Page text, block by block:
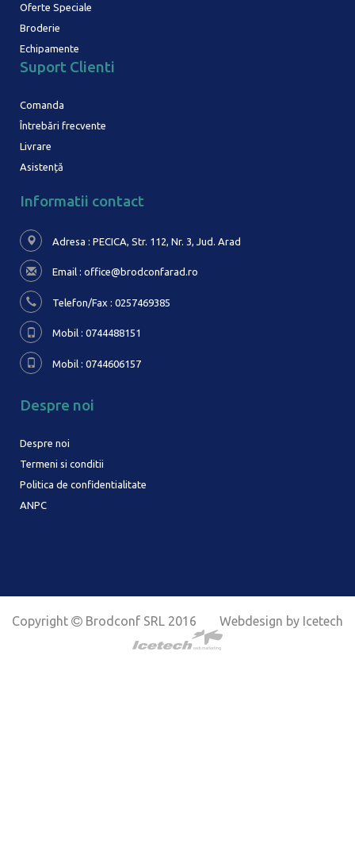
Oferte Speciale
Broderie
Echipamente
Suport Clienti
Comanda
Întrebări frecvente
Livrare
Asistență
Informatii contact
Adresa : PECICA, Str. 112, Nr. 3, Jud. Arad
Email : office@brodconfarad.ro
Telefon/Fax : 0257469385
Mobil : 0744488151
Mobil : 0744606157
Despre noi
Despre noi
Termeni si conditii
Politica de confidentialitate
ANPC
Copyright Brodconf SRL 2016 Webdesign by Icetech